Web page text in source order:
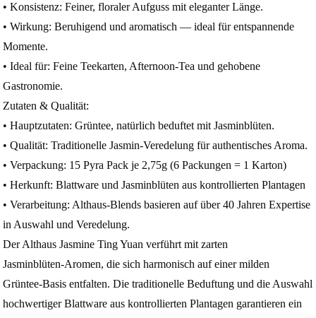
• Konsistenz: Feiner, floraler Aufguss mit eleganter Länge.
• Wirkung: Beruhigend und aromatisch — ideal für entspannende
Momente.
• Ideal für: Feine Teekarten, Afternoon‑Tea und gehobene
Gastronomie.
Zutaten & Qualität:
• Hauptzutaten: Grüntee, natürlich beduftet mit Jasminblüten.
• Qualität: Traditionelle Jasmin‑Veredelung für authentisches Aroma.
• Verpackung: 15 Pyra Pack je 2,75g (6 Packungen = 1 Karton)
• Herkunft: Blattware und Jasminblüten aus kontrollierten Plantagen
• Verarbeitung: Althaus‑Blends basieren auf über 40 Jahren Expertise
in Auswahl und Veredelung.
Der Althaus Jasmine Ting Yuan verführt mit zarten
Jasminblüten‑Aromen, die sich harmonisch auf einer milden
Grüntee‑Basis entfalten. Die traditionelle Beduftung und die Auswahl
hochwertiger Blattware aus kontrollierten Plantagen garantieren ein